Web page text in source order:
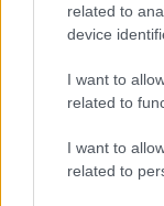
related to
device
I want to
related to
I want to
related to
Več iz